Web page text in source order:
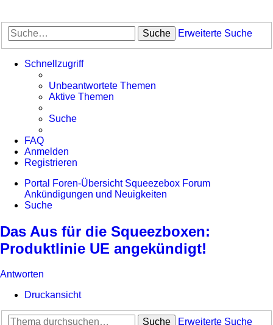
Suche Erweiterte Suche
Schnellzugriff
Unbeantwortete Themen
Aktive Themen
Suche
FAQ
Anmelden
Registrieren
Portal
Foren-Übersicht Squeezebox Forum
Ankündigungen und Neuigkeiten
Suche
Das Aus für die Squeezboxen:
Produktlinie UE angekündigt!
Antworten
Druckansicht
Suche
Erweiterte Suche